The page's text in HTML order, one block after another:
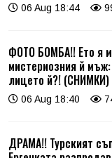
06 Aug 18:44
ФОТО БОМБА!! Ето я
мистериозния й
лицето й?! (СНИМКИ)
06 Aug 18:40
ДРАМА!! Турският